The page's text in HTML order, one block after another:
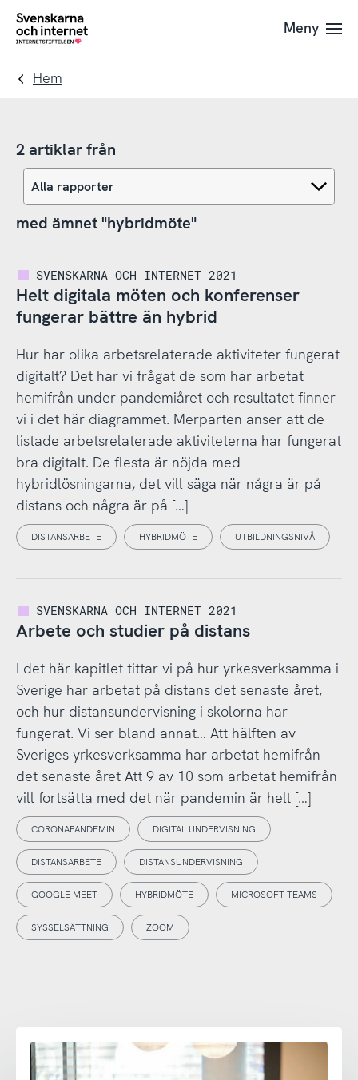
Till
navigation
Till
innehåll
To
Meny
Hem
2 artiklar från
med ämnet "hybridmöte"
SVENSKARNA OCH INTERNET 2021
Helt digitala möten och konferenser
fungerar bättre än hybrid
Hur har olika arbetsrelaterade aktiviteter fungerat
digitalt? Det har vi frågat de som har arbetat
hemifrån under pandemiåret och resultatet finner
vi i det här diagrammet. Merparten anser att de
listade arbetsrelaterade aktiviteterna har fungerat
bra digitalt. De flesta är nöjda med
hybridlösningarna, det vill säga när några är på
distans och några är på […]
DISTANSARBETE HYBRIDMÖTE UTBILDNINGSNIVÅ
SVENSKARNA OCH INTERNET 2021
Arbete och studier på distans
I det här kapitlet tittar vi på hur yrkesverksamma i
Sverige har arbetat på distans det senaste året,
och hur distansundervisning i skolorna har
fungerat. Vi ser bland annat… Att hälften av
Sveriges yrkesverksamma har arbetat hemifrån
det senaste året Att 9 av 10 som arbetat hemifrån
vill fortsätta med det när pandemin är helt […]
CORONAPANDEMIN DIGITAL UNDERVISNING
DISTANSARBETE DISTANSUNDERVISNING
GOOGLE MEET HYBRIDMÖTE MICROSOFT TEAMS
SYSSELSÄTTNING ZOOM